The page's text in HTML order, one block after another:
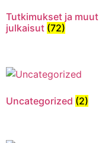
Tutkimukset ja muut
julkaisut (72)
Uncategorized (2)